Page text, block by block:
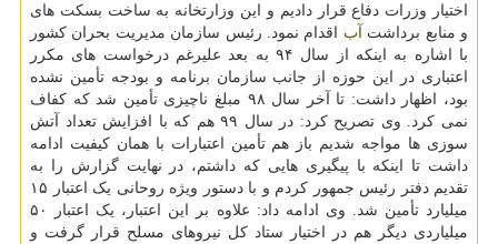
اختیار وزرات دفاع قرار دادیم و این وزارتخانه به ساخت بسکت های
و منابع برداشت آب اقدام نمود. رئیس سازمان مدیریت بحران کشور
با اشاره به اینکه از سال ۹۴ به بعد علیرغم درخواست های مکرر
اعتباری در این حوزه از جانب سازمان برنامه و بودجه تأمین نشده
بود، اظهار داشت: تا آخر سال ۹۸ مبلغ ناچیزی تأمین شد که کفاف
نمی کرد. وی تصریح کرد: در سال ۹۹ هم که با افزایش تعداد آتش
سوزی ها مواجه شدیم باز هم تأمین اعتبارات با همان کیفیت ادامه
داشت تا اینکه با پیگیری هایی که داشتم، در نهایت گزارش را به
تقدیم دفتر رئیس جمهور کردم و با دستور ویژه روحانی یک اعتبار ۱۵
میلیارد تأمین شد. وی ادامه داد: علاوه بر این اعتبار، یک اعتبار ۵۰
میلیاردی دیگر هم در اختیار ستاد کل نیروهای مسلح قرار گرفت و